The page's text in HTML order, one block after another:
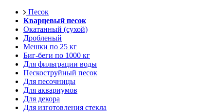
Песок
Кварцевый песок
Окатанный (сухой)
Дробленый
Мешки по 25 кг
Биг-беги по 1000 кг
Для фильтрации воды
Пескоструйный песок
Для песочницы
Для аквариумов
Для декора
Для изготовления стекла